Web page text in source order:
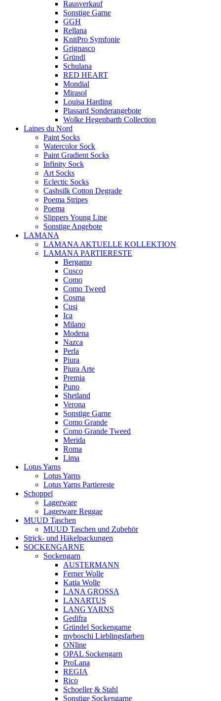
Rausverkauf
Sonstige Garne
GGH
Rellana
KnitPro Symfonie
Grignasco
Gründl
Schulana
RED HEART
Mondial
Mirasol
Louisa Harding
Plassard Sonderangebote
Wolke Hegenbarth Collection
Laines du Nord
Paint Socks
Watercolor Sock
Paint Gradient Socks
Infinity Sock
Art Socks
Eclectic Socks
Cashsilk Cotton Degrade
Poema Stripes
Poema
Slippers Young Line
Sonstige Angebote
LAMANA
LAMANA AKTUELLE KOLLEKTION
LAMANA PARTIERESTE
Bergamo
Cusco
Como
Como Tweed
Cosma
Cusi
Ica
Milano
Modena
Nazca
Perla
Piura
Piura Arte
Premia
Puno
Shetland
Verona
Sonstige Garne
Como Grande
Como Grande Tweed
Merida
Roma
Lima
Lotus Yarns
Lotus Yarns
Lotus Yarns Partiereste
Schoppel
Lagerware
Lagerware Reggae
MUUD Taschen
MUUD Taschen und Zubehör
Strick- und Häkelpackungen
SOCKENGARNE
Sockengarn
AUSTERMANN
Ferner Wolle
Katia Wolle
LANA GROSSA
LANARTUS
LANG YARNS
Gedifra
Gründel Sockengarne
myboschi Lieblingsfarben
ONline
OPAL Sockengarn
ProLana
REGIA
Rico
Schoeller & Stahl
Sonstige Sockengarne